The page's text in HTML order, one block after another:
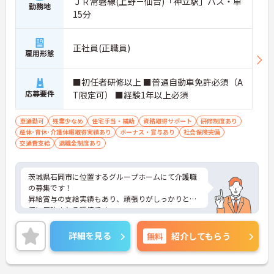
勤務地
15分
雇用形態 正社員(正職員)
応募要件
■初任者研修以上 ■普通自動車免許必須（A
T限定可） ■経験1年以上必須
車通勤可 残業少なめ 住宅手当・補助 資格取得サポート
研修制度あり
産休･育休･介護休暇取得実績あり
ボーナス・賞与あり
社会保険完備
交通費支給
退職金制度あり
茨城県石岡市に位置するグループホームにて介護職
の募集です！
昇給賞与の支給実績もあり、頑張りがしっかりと評
価に反映される環境です。
ご興味ある方には、面接対策ポイントなど、さらに
詳細をお話しいたしますのでお気軽にご相談くださ
い！
詳細を見る 無料 紹介してもらう